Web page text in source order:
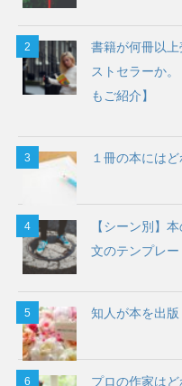
書籍が何冊以
ストセラーか
もご紹介】
１冊の本には
【シーン別】
文のテンプレー
知人が本を出
プロの作家は